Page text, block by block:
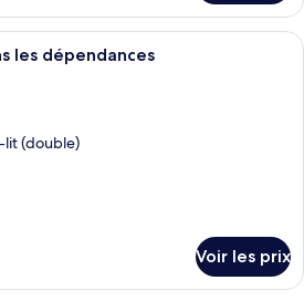
Une chambre d’hôtel avec un
les dépendances
lit (double)
Voir les prix